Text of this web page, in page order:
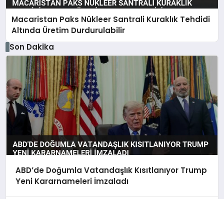
Macaristan Paks Nükleer Santrali Kuraklık Tehdidi
Altında Üretim Durdurulabilir
Son Dakika
ABD’de Doğumla Vatandaşlık Kısıtlanıyor Trump
Yeni Kararnameleri İmzaladı